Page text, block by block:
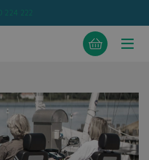
224 222